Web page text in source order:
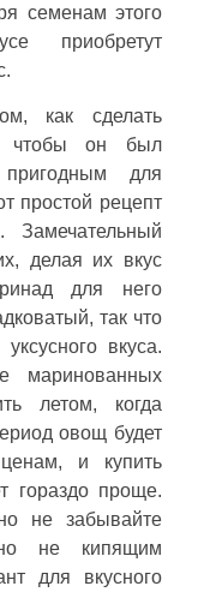
семенам этого
приобретут
как сделать
чтобы он был
для
простой рецепт
Замечательный
делая их вкус
для него
так что
вкуса.
маринованных
летом, когда
овощ будет
и купить
гораздо проще.
не забывайте
не кипящим
для вкусного